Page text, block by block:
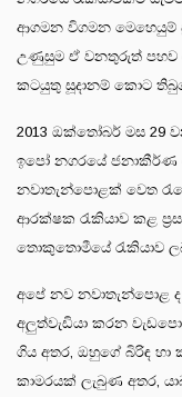
ආගමන විගමන මෙහෙයුම්
උණුසුම ඒ වනතුරුත් පහව
කටයුතු සූදානම් කොට
2013 ඔක්තෝබර් මස 29
ඉපෝ නගරයේ ජනාකීර්ණ
නවාතැන්පොළක් වෙත
ආරක්ෂක රැකියාව කළ
තොකුතොමීයේ රැකියාව
අපේ නව නවාතැන්පොළ
අලුත්වැඩියා කරන
ගිය අතර, ඔහුගේ බිරිඳ හා
කාමරයක් ලැබුණ අතර,